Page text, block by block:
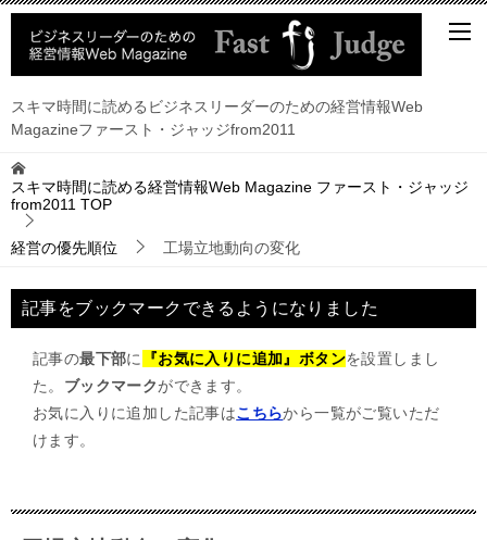
スキマ時間に読めるビジネスリーダーのための経営情報Web
Magazineファースト・ジャッジfrom2011
スキマ時間に読める経営情報Web Magazine ファースト・ジャッジ
from2011 TOP
経営の優先順位 工場立地動向の変化
記事をブックマークできるようになりました
記事の最下部に 『お気に入りに追加』ボタンを設置しまし
た。 ブックマークができます。
お気に入りに追加した記事はこちらから一覧がご覧いただ
けます。